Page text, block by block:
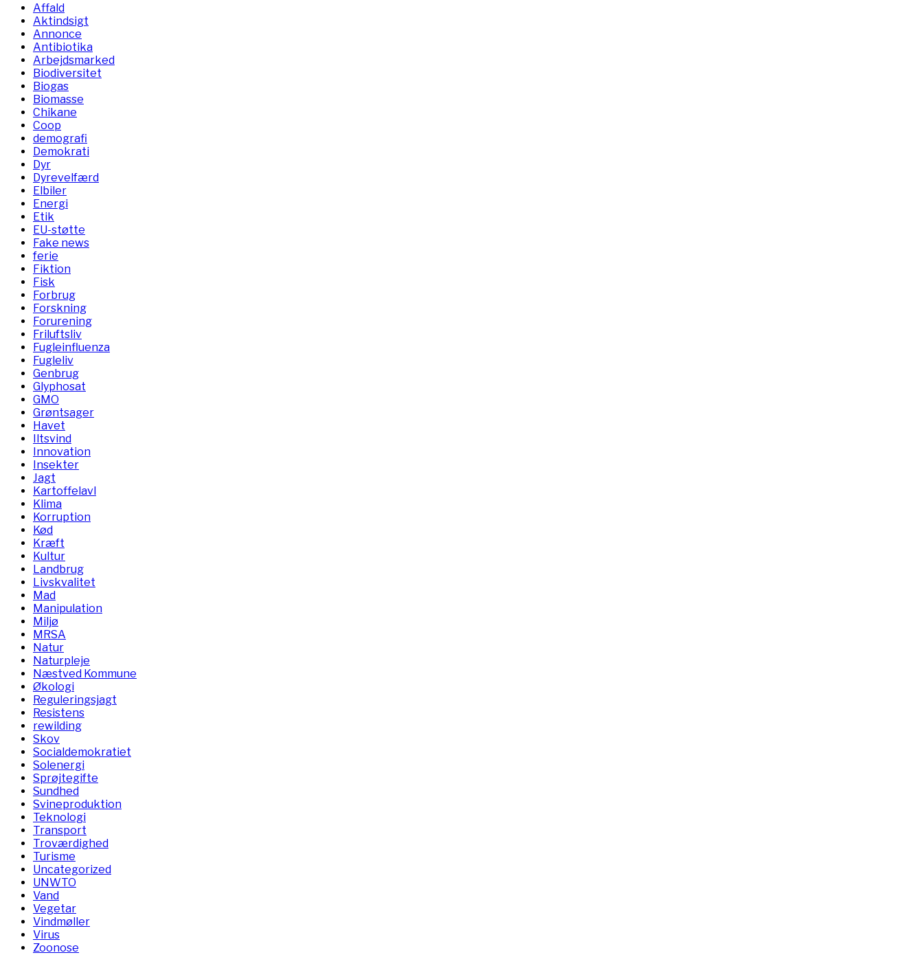
Affald
Aktindsigt
Annonce
Antibiotika
Arbejdsmarked
Biodiversitet
Biogas
Biomasse
Chikane
Coop
demografi
Demokrati
Dyr
Dyrevelfærd
Elbiler
Energi
Etik
EU-støtte
Fake news
ferie
Fiktion
Fisk
Forbrug
Forskning
Forurening
Friluftsliv
Fugleinfluenza
Fugleliv
Genbrug
Glyphosat
GMO
Grøntsager
Havet
Iltsvind
Innovation
Insekter
Jagt
Kartoffelavl
Klima
Korruption
Kød
Kræft
Kultur
Landbrug
Livskvalitet
Mad
Manipulation
Miljø
MRSA
Natur
Naturpleje
Næstved Kommune
Økologi
Reguleringsjagt
Resistens
rewilding
Skov
Socialdemokratiet
Solenergi
Sprøjtegifte
Sundhed
Svineproduktion
Teknologi
Transport
Troværdighed
Turisme
Uncategorized
UNWTO
Vand
Vegetar
Vindmøller
Virus
Zoonose